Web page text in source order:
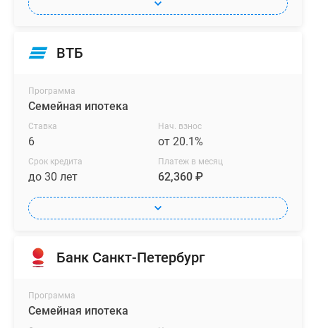
ВТБ
Программа
Семейная ипотека
Ставка
6
Нач. взнос
от 20.1%
Срок кредита
до 30 лет
Платеж в месяц
62,360 ₽
Банк Санкт-Петербург
Программа
Семейная ипотека